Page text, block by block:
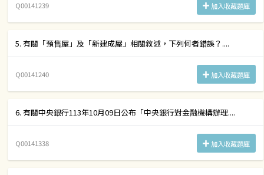
Q00141239 加入收藏題庫
5. 有關「預售屋」及「新建成屋」相關敘述，下列何者錯誤？....
Q00141240 加入收藏題庫
6. 有關中央銀行113年10月09日公布「中央銀行對金融機構辦理....
Q00141338 加入收藏題庫